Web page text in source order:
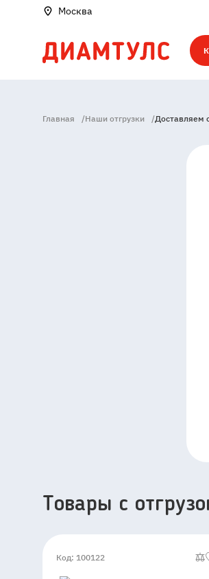
Москва
Главная /Наши отгрузки /Доставляем
Товары c
Код: 100122